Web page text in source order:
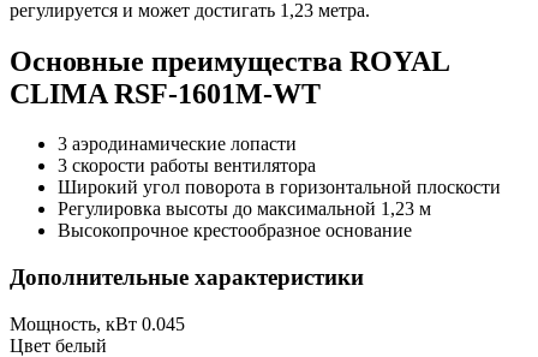
регулируется и может достигать 1,23 метра.
Основные преимущества ROYAL
CLIMA RSF-1601M-WT
3 аэродинамические лопасти
3 скорости работы вентилятора
Широкий угол поворота в горизонтальной плоскости
Регулировка высоты до максимальной 1,23 м
Высокопрочное крестообразное основание
Дополнительные характеристики
Мощность, кВт 0.045
Цвет белый